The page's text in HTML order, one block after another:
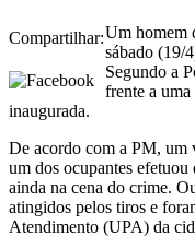
Compartilhar:Um homem
sábado (19/
Segundo a
frente a
inaugurada.
De acordo com a PM, um
um dos ocupantes
ainda na cena do crime.
atingidos pelos tiros e
Atendimento (UPA) da